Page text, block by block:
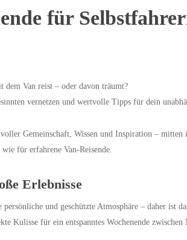
für
Van reist – oder davon träumt?
vernetzen und wertvolle Tipps für dein
Gemeinschaft, Wissen und Inspiration –
für erfahrene Van-Reisende.
Erlebnisse
und geschützte Atmosphäre – daher ist
Kulisse für ein entspanntes Wochenende